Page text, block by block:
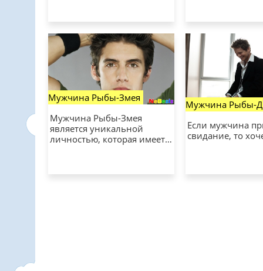
Мужчина Рыбы-Змея
Мужчина Рыбы-Змея
является уникальной
личностью, которая имеет…
Мужчина Рыбы-
Если мужчина
свидание, то